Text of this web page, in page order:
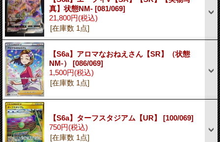
真】状態NM- [081/069]
21,800円(税込)
[在庫数 1点]
【S6a】アロマなおねえさん【SR】（状態
NM-） [086/069]
1,500円(税込)
[在庫数 1点]
【S6a】ターフスタジアム【UR】 [100/069]
750円(税込)
[在庫数 1点]